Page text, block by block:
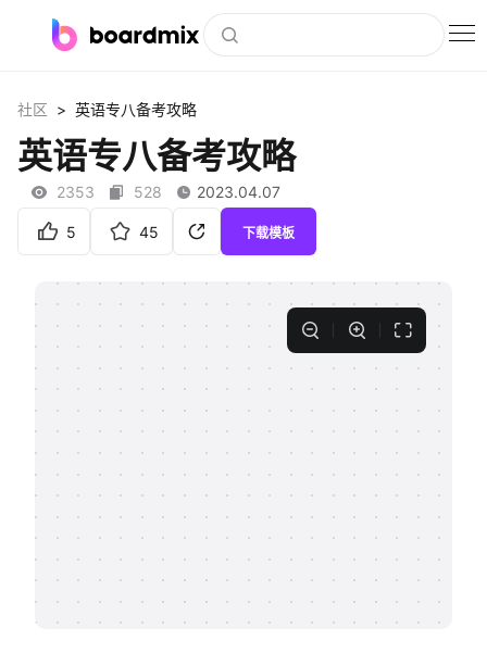
社区资源
下载
私有化部署
客户案例
支持
帮助中心
知识分享社区
社区 > 英语专八备考攻略
英语专八备考攻略
2353 528 2023.04.07
5 45 下载模板